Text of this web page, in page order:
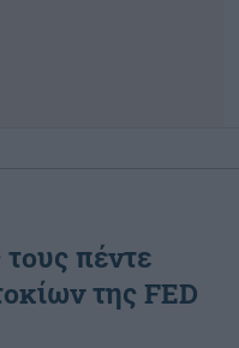
τους πέντε
της FED